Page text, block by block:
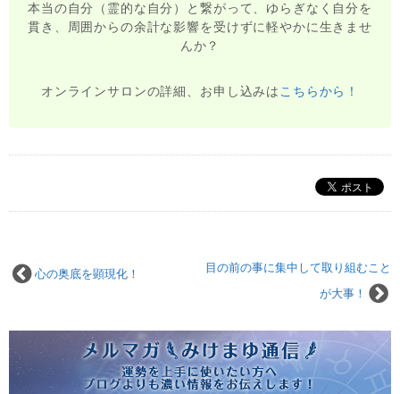
本当の自分（霊的な自分）と繋がって、ゆらぎなく自分を
貫き、周囲からの余計な影響を受けずに軽やかに生きませ
んか？
オンラインサロンの詳細、お申し込みは こちらから！
目の前の事に集中して取り組むこと
が大事！
心の奥底を顕現化！